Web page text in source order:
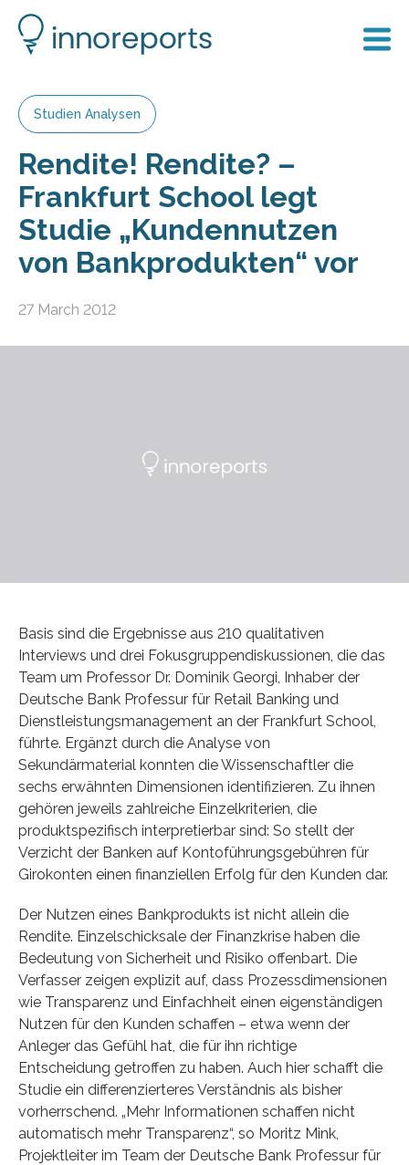
Studien Analysen
Rendite! Rendite? –
Frankfurt School legt
Studie „Kundennutzen
von Bankprodukten“ vor
27 March 2012
Basis sind die Ergebnisse aus 210 qualitativen
Interviews und drei Fokusgruppendiskussionen, die das
Team um Professor Dr. Dominik Georgi, Inhaber der
Deutsche Bank Professur für Retail Banking und
Dienstleistungsmanagement an der Frankfurt School,
führte. Ergänzt durch die Analyse von
Sekundärmaterial konnten die Wissenschaftler die
sechs erwähnten Dimensionen identifizieren. Zu ihnen
gehören jeweils zahlreiche Einzelkriterien, die
produktspezifisch interpretierbar sind: So stellt der
Verzicht der Banken auf Kontoführungsgebühren für
Girokonten einen finanziellen Erfolg für den Kunden dar.
Der Nutzen eines Bankprodukts ist nicht allein die
Rendite. Einzelschicksale der Finanzkrise haben die
Bedeutung von Sicherheit und Risiko offenbart. Die
Verfasser zeigen explizit auf, dass Prozessdimensionen
wie Transparenz und Einfachheit einen eigenständigen
Nutzen für den Kunden schaffen – etwa wenn der
Anleger das Gefühl hat, die für ihn richtige
Entscheidung getroffen zu haben. Auch hier schafft die
Studie ein differenzierteres Verständnis als bisher
vorherrschend. „Mehr Informationen schaffen nicht
automatisch mehr Transparenz“, so Moritz Mink,
Projektleiter im Team der Deutsche Bank Professur für